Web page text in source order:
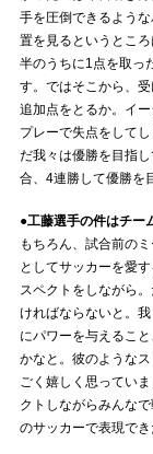
手を圧倒できるよう
置を見るというとこ
半のうちに1点を取っ
す。ではそこから、
追加点をとるか。イ
プレーで失点をして
だ我々は優勝を目指
合、4連勝して優勝を
●工藤選手の件はチー
もちろん、試合前の
としてサッカーを愛
スペクトをしながら
ければならないと。
にパワーを与えるこ
かなと。彼のような
ごく嬉しく思ってい
クトしながらみんな
のサッカーで表現でき